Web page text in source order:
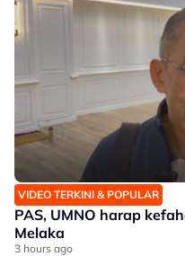
VIDEO TERKINI & POPULAR
PAS, UMNO harap
Melaka
3 hours ago